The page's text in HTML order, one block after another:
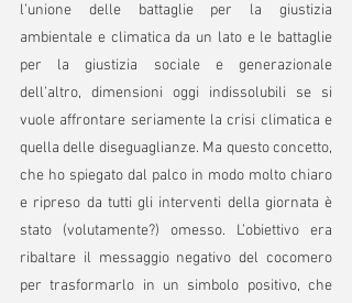
l’unione delle battaglie per la giustizia
ambientale e climatica da un lato e le battaglie
per la giustizia sociale e generazionale
dell’altro, dimensioni oggi indissolubili se si
vuole affrontare seriamente la crisi climatica e
quella delle diseguaglianze. Ma questo concetto,
che ho spiegato dal palco in modo molto chiaro
e ripreso da tutti gli interventi della giornata è
stato (volutamente?) omesso. L’obiettivo era
ribaltare il messaggio negativo del cocomero
per trasformarlo in un simbolo positivo, che